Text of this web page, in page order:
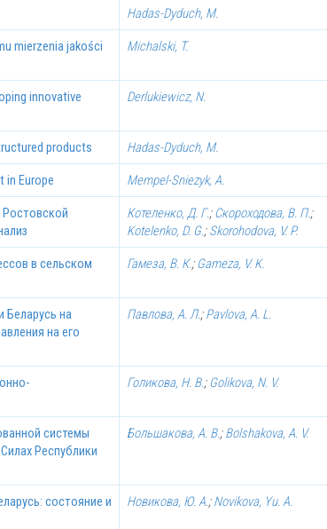
Hadas-Dyduch, M.
mierzenia jakości
Michalski, T.
innovative
Derlukiewicz, N.
products Hadas-Dyduch, M.
in Europe Mempel-Sniezyk, A.
Котеленко, Д. Г.;Скороходова, В. П.;
Kotelenko, D. G.;Skorohodova, V. P.
в сельском
Гамеза, В. К.;Gameza, V. K.
Беларусь на
на его
Павлова, А. Л.;Pavlova, A. L.
Голикова, Н. В.;Golikova, N. V.
системы
Республики
Большакова, А. В.;Bolshakova, A. V.
состояние и
Новикова, Ю. А.;Novikova, Yu. A.